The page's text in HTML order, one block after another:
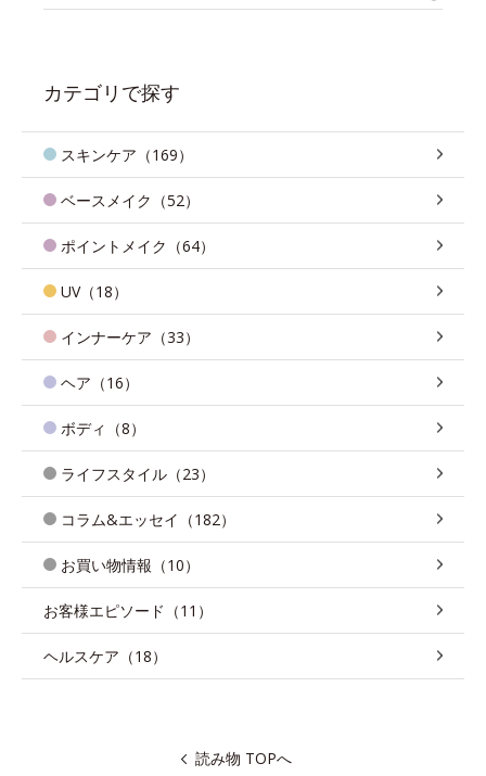
カテゴリで探す
スキンケア（169）
ベースメイク（52）
ポイントメイク（64）
UV（18）
インナーケア（33）
ヘア（16）
ボディ（8）
ライフスタイル（23）
コラム&エッセイ（182）
お買い物情報（10）
お客様エピソード（11）
ヘルスケア（18）
読み物 TOPへ